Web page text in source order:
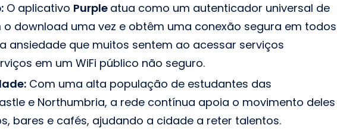
O aplicativo Purple atua como um autenticador universal de
o download uma vez e obtêm uma conexão segura em todos
ansiedade que muitos sentem ao acessar serviços
em um WiFi público não seguro.
Com uma alta população de estudantes das
e Northumbria, a rede contínua apoia o movimento deles
bares e cafés, ajudando a cidade a reter talentos.